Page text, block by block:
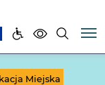
Miejska